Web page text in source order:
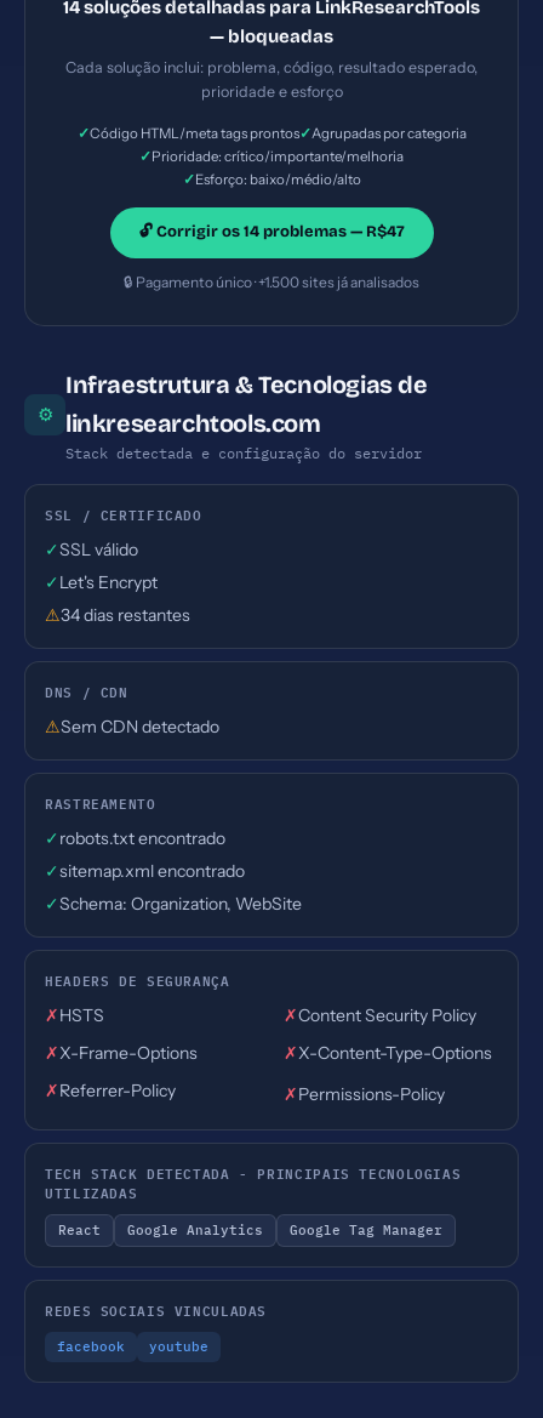
Solução #7: Title com 97 caracteres (ideal: 30-60)
— Prioridade: Importante — Esforço: Baixo
14 soluções detalhadas para LinkResearchTools
— bloqueadas
Cada solução inclui: problema, código, resultado esperado,
prioridade e esforço
✓Código HTML/meta tags prontos✓Agrupadas por categoria
✓Prioridade: crítico/importante/melhoria
✓Esforço: baixo/médio/alto
🔓 Corrigir os 14 problemas — R$47
🔒 Pagamento único · +1.500 sites já analisados
⚙
Infraestrutura & Tecnologias de
linkresearchtools.com
Stack detectada e configuração do servidor
SSL / CERTIFICADO
✓SSL válido
✓ Let's Encrypt
⚠34 dias restantes
DNS / CDN
⚠Sem CDN detectado
RASTREAMENTO
✓ robots.txt encontrado
✓sitemap.xml encontrado
✓Schema: Organization, WebSite
HEADERS DE SEGURANÇA
✗HSTS ✗Content Security Policy
✗X-Frame-Options ✗X-Content-Type-Options
✗Referrer-Policy ✗Permissions-Policy
TECH STACK DETECTADA - PRINCIPAIS TECNOLOGIAS
UTILIZADAS
React Google Analytics Google Tag Manager
REDES SOCIAIS VINCULADAS
facebook youtube